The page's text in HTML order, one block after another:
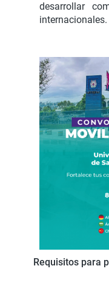
desarrollar
internacionales.
Requisitos para